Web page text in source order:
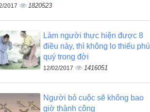
2017 1820523
Làm người thực hiện được 8
điều này, thì không lo thiếu phú
quý trong đời
12/02/2017 1416051
Người bỏ cuộc sẽ không bao
giờ thành công